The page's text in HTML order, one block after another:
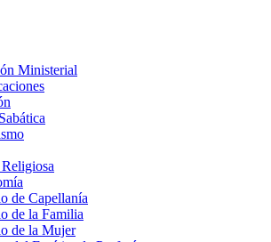
Ministerial
de Capellanía
de la Familia
de la Mujer